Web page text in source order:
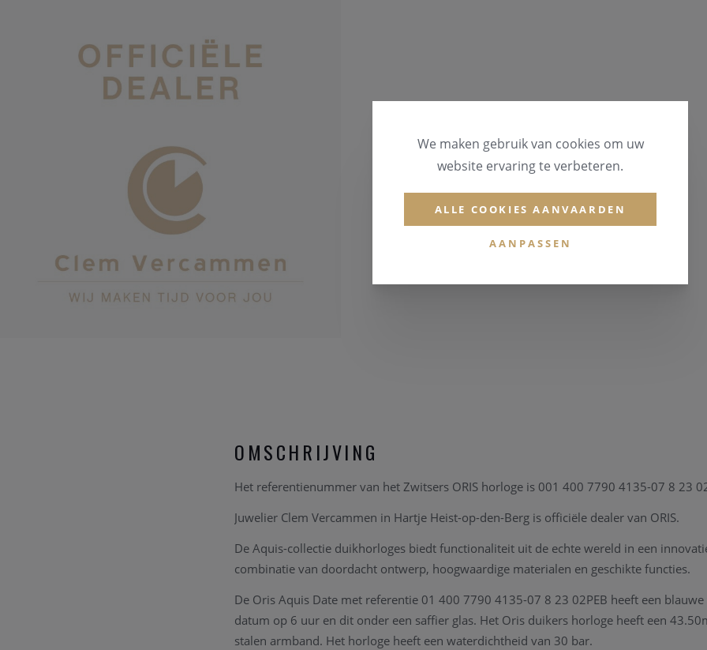
OMSCHRIJVING
Het referentienummer van het Zwitsers ORIS horloge is 001 400 7790 4135-07 8 23
Juwelier Clem Vercammen in Hartje Heist-op-den-Berg is officiële dealer van ORIS.
De Aquis-collectie duikhorloges biedt functionaliteit uit de echte wereld in een
combinatie van doordacht ontwerp, hoogwaardige materialen en geschikte functies.
De Oris Aquis Date met referentie 01 400 7790 4135-07 8 23 02PEB heeft een
datum op 6 uur en dit onder een saffier glas. Het Oris duikers horloge heeft een
stalen armband. Het horloge heeft een waterdichtheid van 30 bar.
We maken gebruik van cookies om uw
website ervaring te verbeteren.
ALLE COOKIES AANVAARDEN
AANPASSEN